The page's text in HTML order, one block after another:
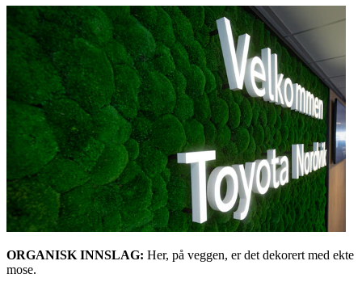
ORGANISK INNSLAG: Her, på veggen, er det dekorert med ekte
mose.